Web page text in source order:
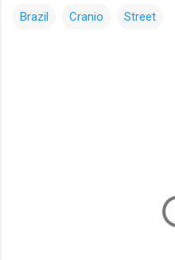
Brazil Cranio Street